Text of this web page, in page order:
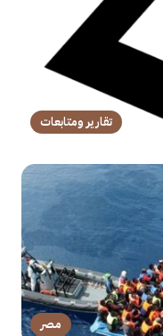
تقارير ومتابعات
مصر